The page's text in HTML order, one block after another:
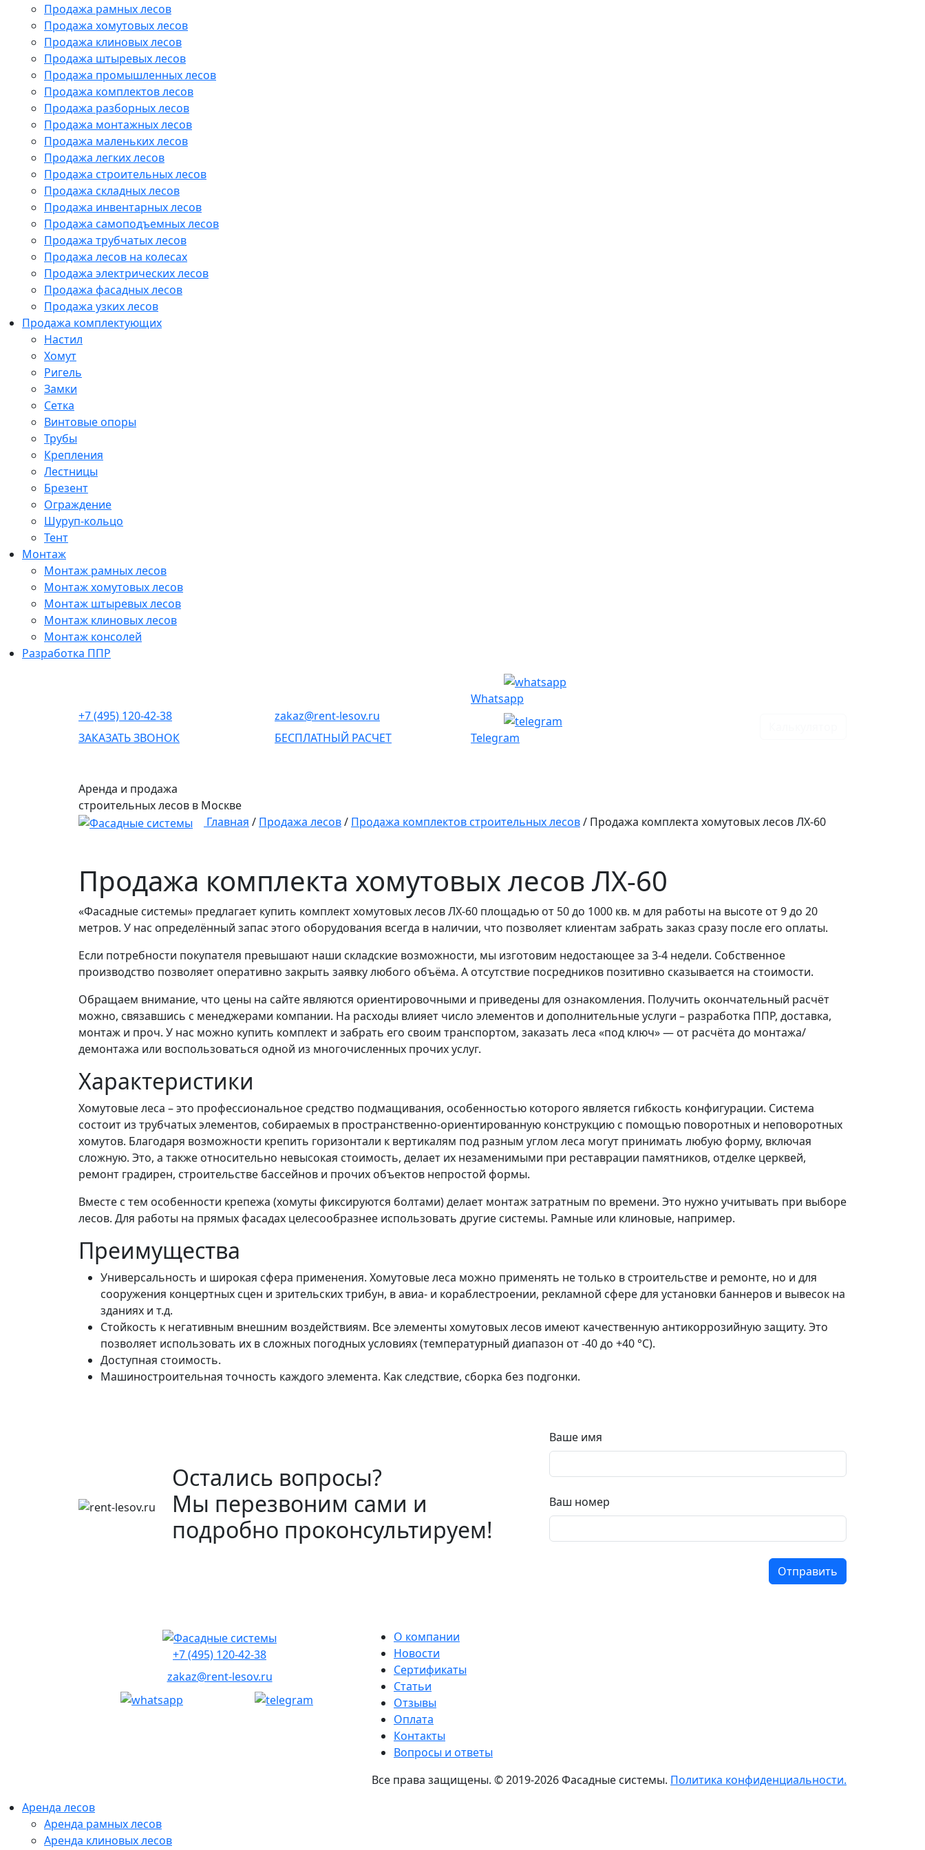
Продажа рамных лесов
Продажа хомутовых лесов
Продажа клиновых лесов
Продажа штыревых лесов
Продажа промышленных лесов
Продажа комплектов лесов
Продажа разборных лесов
Продажа монтажных лесов
Продажа маленьких лесов
Продажа легких лесов
Продажа строительных лесов
Продажа складных лесов
Продажа инвентарных лесов
Продажа самоподъемных лесов
Продажа трубчатых лесов
Продажа лесов на колесах
Продажа электрических лесов
Продажа фасадных лесов
Продажа узких лесов
Продажа комплектующих
Настил
Хомут
Ригель
Замки
Сетка
Винтовые опоры
Трубы
Крепления
Лестницы
Брезент
Ограждение
Шуруп-кольцо
Тент
Монтаж
Монтаж рамных лесов
Монтаж хомутовых лесов
Монтаж штыревых лесов
Монтаж клиновых лесов
Монтаж консолей
Разработка ППР
+7 (495) 120-42-38
ЗАКАЗАТЬ ЗВОНОК
zakaz@rent-lesov.ru
БЕСПЛАТНЫЙ РАСЧЕТ
Whatsapp
Telegram
Аренда и продажа
строительных лесов в Москве
Главная / Продажа лесов/ Продажа комплектов строительных лесов/ Продажа комплекта хомутовых лесов ЛХ-60
Продажа комплекта хомутовых лесов ЛХ-60
«Фасадные системы» предлагает купить комплект хомутовых лесов ЛХ-60 площадью от 50 до 1000 кв. м для работы на высоте от 9 до 20
метров. У нас определённый запас этого оборудования всегда в наличии, что позволяет клиентам забрать заказ сразу после его оплаты.
Если потребности покупателя превышают наши складские возможности, мы изготовим недостающее за 3-4 недели. Собственное
производство позволяет оперативно закрыть заявку любого объёма. А отсутствие посредников позитивно сказывается на стоимости.
Обращаем внимание, что цены на сайте являются ориентировочными и приведены для ознакомления. Получить окончательный расчёт
можно, связавшись с менеджерами компании. На расходы влияет число элементов и дополнительные услуги – разработка ППР, доставка,
монтаж и проч. У нас можно купить комплект и забрать его своим транспортом, заказать леса «под ключ» — от расчёта до монтажа/
демонтажа или воспользоваться одной из многочисленных прочих услуг.
Характеристики
Хомутовые леса – это профессиональное средство подмащивания, особенностью которого является гибкость конфигурации. Система
состоит из трубчатых элементов, собираемых в пространственно-ориентированную конструкцию с помощью поворотных и неповоротных
хомутов. Благодаря возможности крепить горизонтали к вертикалям под разным углом леса могут принимать любую форму, включая
сложную. Это, а также относительно невысокая стоимость, делает их незаменимыми при реставрации памятников, отделке церквей,
ремонт градирен, строительстве бассейнов и прочих объектов непростой формы.
Вместе с тем особенности крепежа (хомуты фиксируются болтами) делает монтаж затратным по времени. Это нужно учитывать при выборе
лесов. Для работы на прямых фасадах целесообразнее использовать другие системы. Рамные или клиновые, например.
Преимущества
Универсальность и широкая сфера применения. Хомутовые леса можно применять не только в строительстве и ремонте, но и для
сооружения концертных сцен и зрительских трибун, в авиа- и кораблестроении, рекламной сфере для установки баннеров и вывесок на
зданиях и т.д.
Стойкость к негативным внешним воздействиям. Все элементы хомутовых лесов имеют качественную антикоррозийную защиту. Это
позволяет использовать их в сложных погодных условиях (температурный диапазон от -40 до +40 °C).
Доступная стоимость.
Машиностроительная точность каждого элемента. Как следствие, сборка без подгонки.
Остались вопросы?
Мы перезвоним сами и
подробно проконсультируем!
Ваше имя
Ваш номер
+7 (495) 120-42-38
zakaz@rent-lesov.ru
О компании
Новости
Сертификаты
Статьи
Отзывы
Оплата
Контакты
Вопросы и ответы
Все права защищены. © 2019-2026 Фасадные системы. Политика конфиденциальности.
Аренда лесов
Аренда рамных лесов
Аренда клиновых лесов